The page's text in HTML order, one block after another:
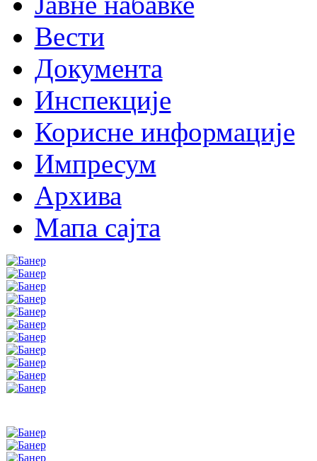
Вести
Документа
Инспекције
Корисне информације
Импресум
Архива
Мапа сајта